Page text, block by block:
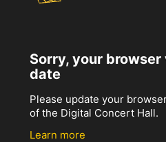
Sorry, your
date
Please update your
of the Digital Concert Hall.
Learn more